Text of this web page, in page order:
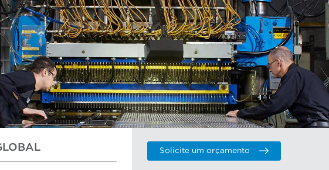
Solicite um orçamento